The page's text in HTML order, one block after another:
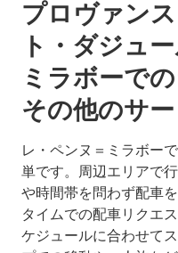
プロヴァン
ト・ダジュ
ミラボーで
その他のサー
レ・ペンヌ＝ミラボー
単です。周辺エリアで
や時間帯を問わず配車
タイムでの配車リクエ
ケジュールに合わせて